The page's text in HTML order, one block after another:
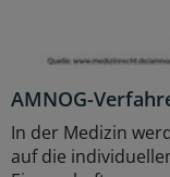
AMNOG-
In der Medizin
auf die